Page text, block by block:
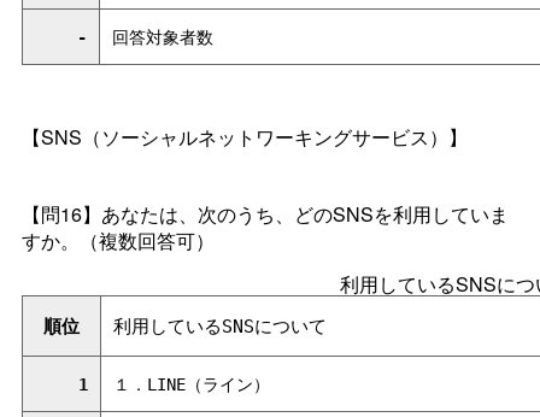
- 回答対象者数
【SNS（ソーシャルネットワーキングサービス）】
【問16】あなたは、次のうち、どのSNSを利用していま
すか。（複数回答可）
利用しているSNSに
順位 利用しているSNSについて
1 １．LINE（ライン）